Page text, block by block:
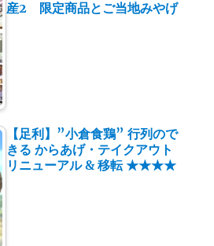
産2 限定商品とご当地みやげ
【足利】”小倉食鶏” 行列ので
きる からあげ・テイクアウト
リニューアル & 移転 ★★★★